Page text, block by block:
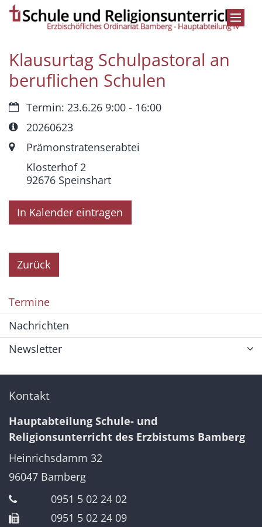
Zum Inhalt springen
Klausurtag Schulpastoral an
beruflichen Schulen
Datum:Termin: 23.6.26 9:00 - 16:00
Art bzw. Nummer:
20260623
Ort: Prämonstratenserabtei
Klosterhof 2
92676 Speinshart
In Kalender eintragen
Zurück
Termine
Nachrichten
Newsletter
Kontakt
Hauptabteilung Schule- und
Religionsunterricht des Erzbistums Bamberg
Heinrichsdamm 32
96047 Bamberg
0951 5 02 24 02
0951 5 02 24 09